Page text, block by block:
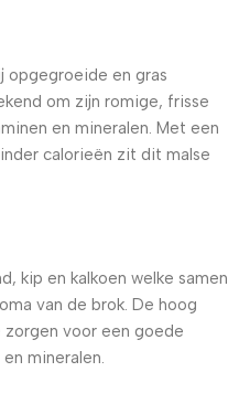
opgegroeide en gras
om zijn romige, frisse
en mineralen. Met een
calorieën zit dit malse
kip en kalkoen welke samen
van de brok. De hoog
voor een goede
mineralen.